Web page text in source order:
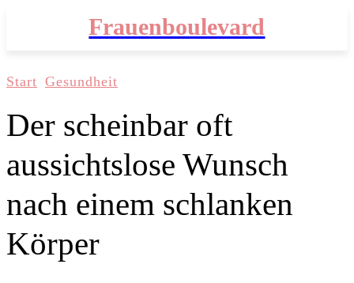
Frauenboulevard
Start Gesundheit
Der scheinbar oft
aussichtslose Wunsch
nach einem schlanken
Körper